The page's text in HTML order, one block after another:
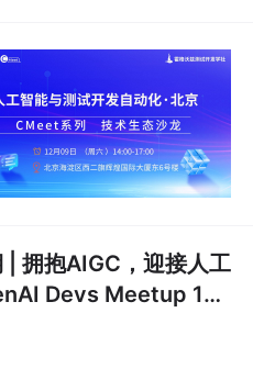
拥抱AIGC，迎接人工
Devs Meetup 1st